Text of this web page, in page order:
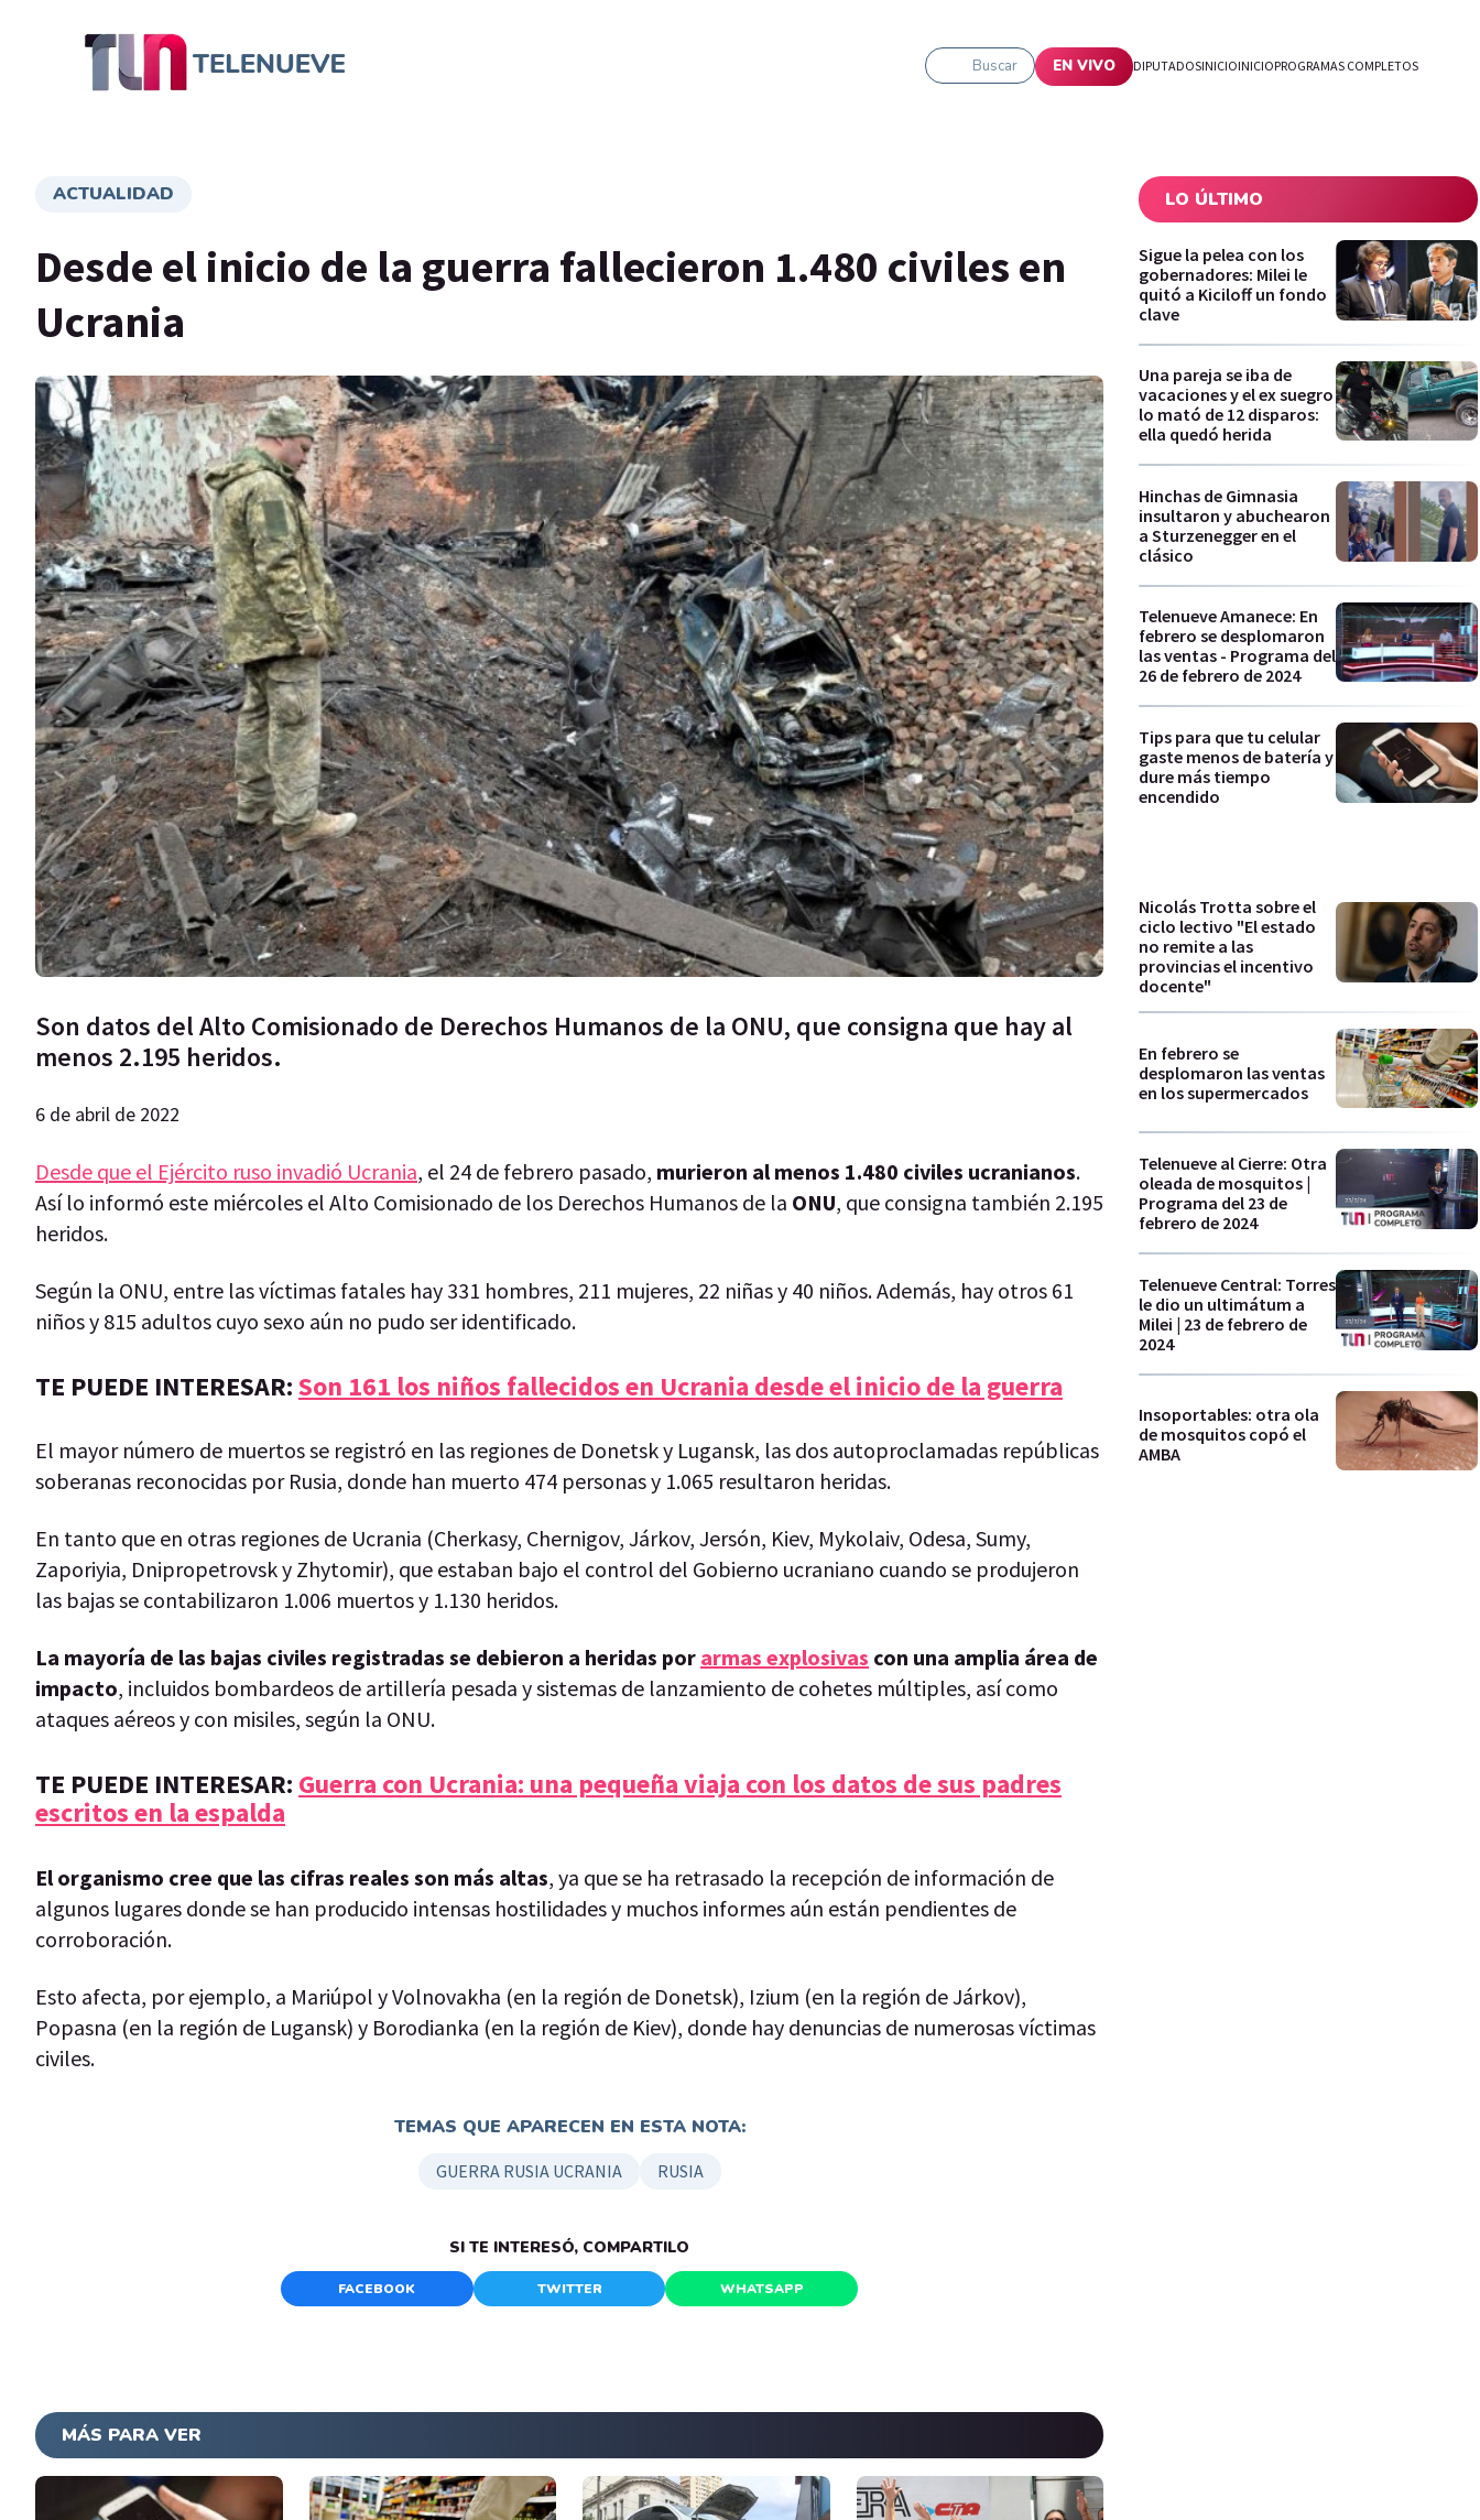
Buscar EN VIVO DIPUTADOSINICIOINICIOPROGRAMAS COMPLETOS
ACTUALIDAD
Desde el inicio de la guerra fallecieron 1.480 civiles en
Ucrania
Son datos del Alto Comisionado de Derechos Humanos de la ONU, que consigna que hay al
menos 2.195 heridos.
6 de abril de 2022
Desde que el Ejército ruso invadió Ucrania, el 24 de febrero pasado, murieron al menos 1.480 civiles ucranianos.
Así lo informó este miércoles el Alto Comisionado de los Derechos Humanos de la ONU, que consigna también 2.195
heridos.
Según la ONU, entre las víctimas fatales hay 331 hombres, 211 mujeres, 22 niñas y 40 niños. Además, hay otros 61
niños y 815 adultos cuyo sexo aún no pudo ser identificado.
TE PUEDE INTERESAR:Son 161 los niños fallecidos en Ucrania desde el inicio de la guerra
El mayor número de muertos se registró en las regiones de Donetsk y Lugansk, las dos autoproclamadas repúblicas
soberanas reconocidas por Rusia, donde han muerto 474 personas y 1.065 resultaron heridas.
En tanto que en otras regiones de Ucrania (Cherkasy, Chernigov, Járkov, Jersón, Kiev, Mykolaiv, Odesa, Sumy,
Zaporiyia, Dnipropetrovsk y Zhytomir), que estaban bajo el control del Gobierno ucraniano cuando se produjeron
las bajas se contabilizaron 1.006 muertos y 1.130 heridos.
La mayoría de las bajas civiles registradas se debieron a heridas por armas explosivas con una amplia área de
impacto, incluidos bombardeos de artillería pesada y sistemas de lanzamiento de cohetes múltiples, así como
ataques aéreos y con misiles, según la ONU.
TE PUEDE INTERESAR: Guerra con Ucrania: una pequeña viaja con los datos de sus padres
escritos en la espalda
El organismo cree que las cifras reales son más altas, ya que se ha retrasado la recepción de información de
algunos lugares donde se han producido intensas hostilidades y muchos informes aún están pendientes de
corroboración.
Esto afecta, por ejemplo, a Mariúpol y Volnovakha (en la región de Donetsk), Izium (en la región de Járkov),
Popasna (en la región de Lugansk) y Borodianka (en la región de Kiev), donde hay denuncias de numerosas víctimas
civiles.
TEMAS QUE APARECEN EN ESTA NOTA:
GUERRA RUSIA UCRANIA RUSIA
SI TE INTERESÓ, COMPARTILO
FACEBOOK TWITTER WHATSAPP
MÁS PARA VER
LO ÚLTIMO
Sigue la pelea con los
gobernadores: Milei le
quitó a Kiciloff un fondo
clave
Una pareja se iba de
vacaciones y el ex suegro
lo mató de 12 disparos:
ella quedó herida
Hinchas de Gimnasia
insultaron y abuchearon
a Sturzenegger en el
clásico
Telenueve Amanece: En
febrero se desplomaron
las ventas - Programa del
26 de febrero de 2024
Tips para que tu celular
gaste menos de batería y
dure más tiempo
encendido
Nicolás Trotta sobre el
ciclo lectivo "El estado
no remite a las
provincias el incentivo
docente"
En febrero se
desplomaron las ventas
en los supermercados
Telenueve al Cierre: Otra
oleada de mosquitos |
Programa del 23 de
febrero de 2024
Telenueve Central: Torres
le dio un ultimátum a
Milei | 23 de febrero de
2024
Insoportables: otra ola
de mosquitos copó el
AMBA